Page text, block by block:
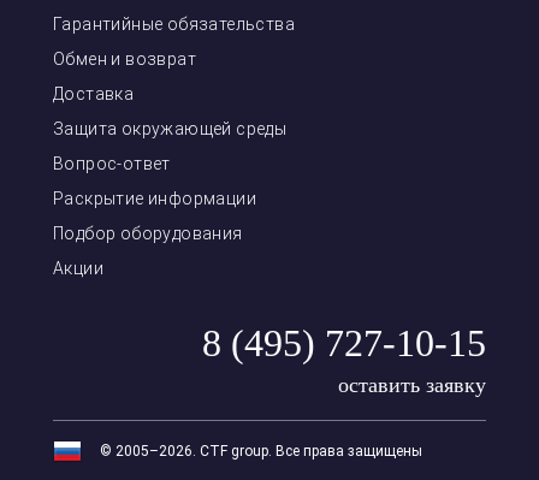
Гарантийные обязательства
Обмен и возврат
Доставка
Защита окружающей среды
Вопрос-ответ
Раскрытие информации
Подбор оборудования
Акции
8 (495) 727-10-15
оставить заявку
© 2005–2026. CTF group. Все права защищены